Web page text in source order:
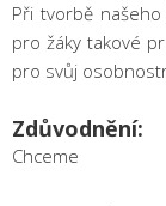
Při tvorbě
pro žáky takové
pro svůj
Zdůvodnění:
Chceme